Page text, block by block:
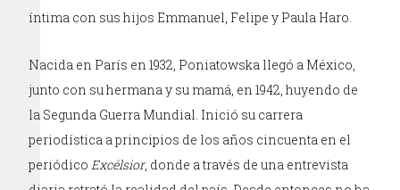
íntima con sus hijos Emmanuel, Felipe y Paula Haro.
Nacida en París en 1932, Poniatowska llegó a México,
junto con su hermana y su mamá, en 1942, huyendo de
la Segunda Guerra Mundial. Inició su carrera
periodística a principios de los años cincuenta en el
periódico Excélsior, donde a través de una entrevista